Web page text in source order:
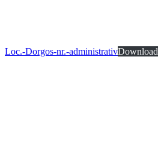
Loc.-Dorgos-nr.-administrativDownload